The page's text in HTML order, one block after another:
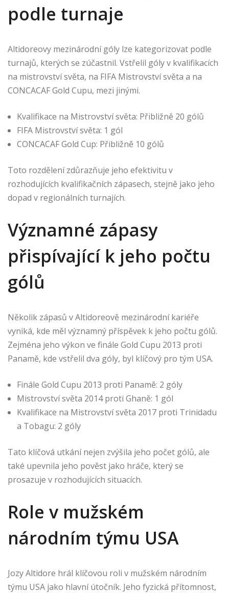
podle turnaje
Altidoreovy mezinárodní góly lze kategorizovat podle
turnajů, kterých se zúčastnil. Vstřelil góly v kvalifikacích
na mistrovství světa, na FIFA Mistrovství světa a na
CONCACAF Gold Cupu, mezi jinými.
Kvalifikace na Mistrovství světa: Přibližně 20 gólů
FIFA Mistrovství světa: 1 gól
CONCACAF Gold Cup: Přibližně 10 gólů
Toto rozdělení zdůrazňuje jeho efektivitu v
rozhodujících kvalifikačních zápasech, stejně jako jeho
dopad v regionálních turnajích.
Významné zápasy
přispívající k jeho počtu
gólů
Několik zápasů v Altidoreově mezinárodní kariéře
vyniká, kde měl významný příspěvek k jeho počtu gólů.
Zejména jeho výkon ve finále Gold Cupu 2013 proti
Panamě, kde vstřelil dva góly, byl klíčový pro tým USA.
Finále Gold Cupu 2013 proti Panamě: 2 góly
Mistrovství světa 2014 proti Ghaně: 1 gól
Kvalifikace na Mistrovství světa 2017 proti Trinidadu
a Tobagu: 2 góly
Tato klíčová utkání nejen zvýšila jeho počet gólů, ale
také upevnila jeho pověst jako hráče, který se
prosazuje v rozhodujících situacích.
Role v mužském
národním týmu USA
Jozy Altidore hrál klíčovou roli v mužském národním
týmu USA jako hlavní útočník. Jeho fyzická přítomnost,